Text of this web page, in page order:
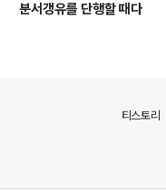
분서갱유를 단행할 때다
티스토리